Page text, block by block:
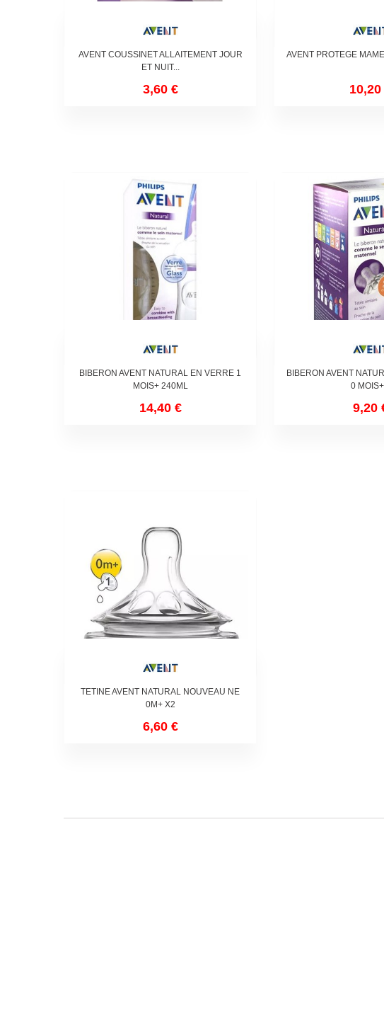
AVENT COUSSINET ALLAITEMENT JOUR
ET NUIT...
3,60 €
AVENT PROTEGE
10,20
BIBERON AVENT NATURAL EN VERRE 1
MOIS+ 240ML
14,40 €
BIBERON AVENT
0
9,20
TETINE AVENT NATURAL NOUVEAU NE
0M+ X2
6,60 €